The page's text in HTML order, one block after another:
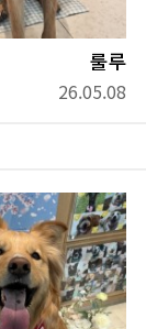
룰루
26.05.08